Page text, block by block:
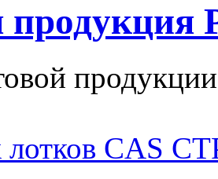
продукция
CAS